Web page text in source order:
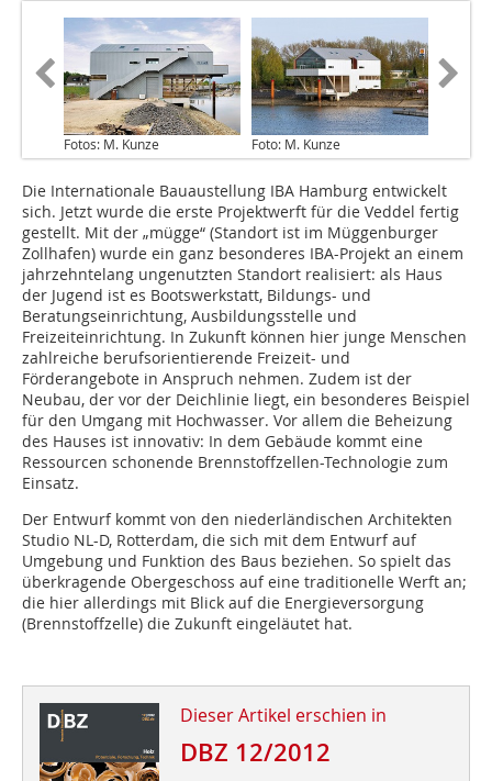
Fotos: M. Kunze Foto: M. Kunze
Die Internationale Bauaustellung IBA Hamburg entwickelt
sich. Jetzt wurde die erste Projektwerft für die Veddel fertig
gestellt. Mit der „mügge“ (Standort ist im Müggenburger
Zollhafen) wurde ein ganz besonderes IBA-Projekt an einem
jahrzehntelang ungenutzten Standort realisiert: als Haus
der Jugend ist es Bootswerkstatt, Bildungs- und
Beratungseinrichtung, Ausbildungsstelle und
Freizeiteinrichtung. In Zukunft können hier junge Menschen
zahlreiche berufsorientieren­de Freizeit- und
Förderangebote in Anspruch nehmen. Zudem ist der
Neubau, der vor der Deichlinie liegt, ein besonderes Beispiel
für den Umgang mit Hochwasser. Vor allem die Beheizung
des Hauses ist innovativ: In dem Gebäude kommt eine
Ressourcen schonende Brennstoffzellen-Technologie zum
Einsatz.
Der Entwurf kommt von den niederländischen Architekten
Studio NL-D, Rotterdam, die sich mit dem Entwurf auf
Umgebung und Funktion des Baus beziehen. So spielt das
überkragende Obergeschoss auf eine traditionelle Werft an;
die hier allerdings mit Blick auf die Energieversorgung
(Brennstoffzelle) die Zukunft eingeläutet hat.
Dieser Artikel erschien in
DBZ 12/2012